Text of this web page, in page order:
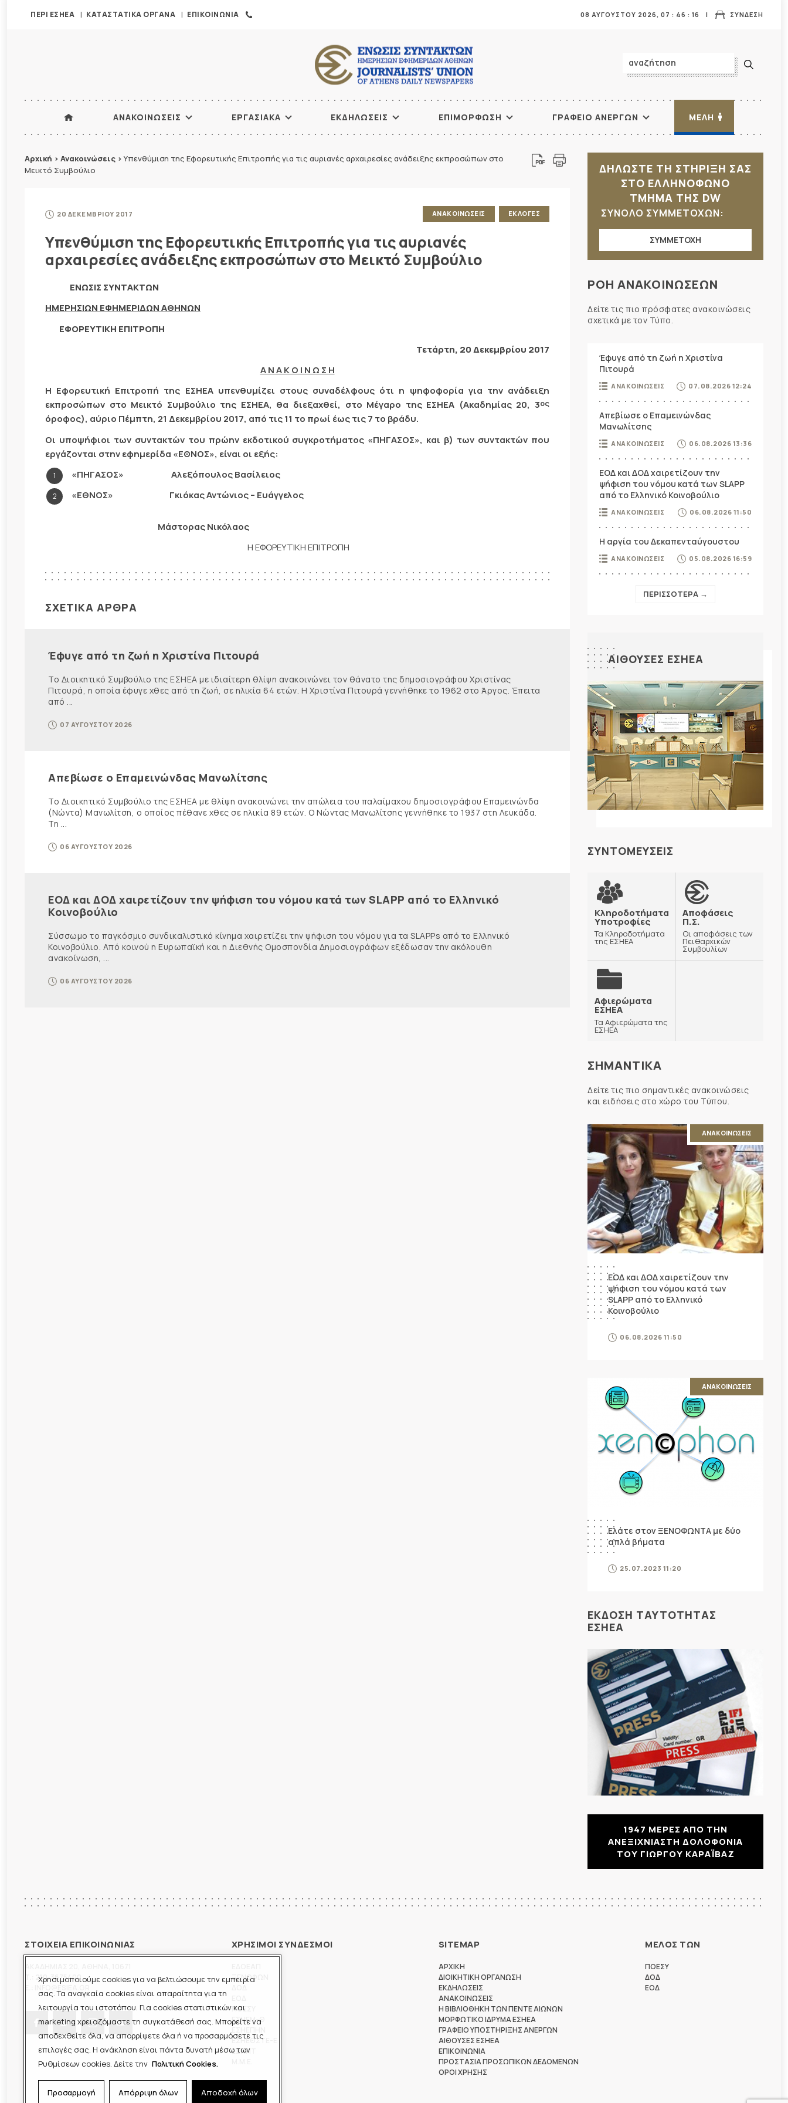
Χρησιμοποιούμε cookies για να βελτιώσουμε την εμπειρία
σας. Τα αναγκαία cookies είναι απαραίτητα για τη
λειτουργία του ιστοτόπου. Για cookies στατιστικών και
marketing χρειαζόμαστε τη συγκατάθεσή σας. Μπορείτε να
αποδεχθείτε όλα, να απορρίψετε όλα ή να προσαρμόσετε τις
επιλογές σας. Η ανάκληση είναι πάντα δυνατή μέσω των
Ρυθμίσεων cookies. Δείτε την Πολιτική Cookies.
Προσαρμογή Απόρριψη όλων Αποδοχή όλων
ΠΕΡΙ ΕΣΗΕΑ ΚΑΤΑΣΤΑΤΙΚΑ ΟΡΓΑΝΑ ΕΠΙΚΟΙΝΩΝΙΑ ΣΥΝΔΕΣΗ
08 ΑΥΓΟΥΣΤΟΥ 2026, 07 : 46 : 17
ΑΝΑΚΟΙΝΩΣΕΙΣ ΕΡΓΑΣΙΑΚΑ ΕΚΔΗΛΩΣΕΙΣ ΕΠΙΜΟΡΦΩΣΗ ΓΡΑΦΕΙΟ ΑΝΕΡΓΩΝ ΜΕΛΗ
Αρχική > Ανακοινώσεις > Υπενθύμιση της Εφορευτικής Επιτροπής για τις αυριανές αρχαιρεσίες ανάδειξης εκπροσώπων στο
Μεικτό Συμβούλιο
20 ΔΕΚΕΜΒΡΙΟΥ 2017 ΑΝΑΚΟΙΝΩΣΕΙΣ ΕΚΛΟΓΕΣ
Υπενθύμιση της Εφορευτικής Επιτροπής για τις αυριανές
αρχαιρεσίες ανάδειξης εκπροσώπων στο Μεικτό Συμβούλιο
ΕΝΩΣΙΣ ΣΥΝΤΑΚΤΩΝ
ΗΜΕΡΗΣΙΩΝ ΕΦΗΜΕΡΙΔΩΝ ΑΘΗΝΩΝ
ΕΦΟΡΕΥΤΙΚΗ ΕΠΙΤΡΟΠΗ
Τετάρτη, 20 Δεκεμβρίου 2017
Α Ν Α Κ Ο Ι Ν Ω Σ Η
Η Εφορευτική Επιτροπή της ΕΣΗΕΑ υπενθυμίζει στους συναδέλφους ότι η ψηφοφορία για την ανάδειξη
εκπροσώπων στο Μεικτό Συμβούλιο της ΕΣΗΕΑ, θα διεξαχθεί, στο Μέγαρο της ΕΣΗΕΑ (Ακαδημίας 20, 3ος
όροφος), αύριο Πέμπτη, 21 Δεκεμβρίου 2017, από τις 11 το πρωί έως τις 7 το βράδυ.
Οι υποψήφιοι των συντακτών του πρώην εκδοτικού συγκροτήματος «ΠΗΓΑΣΟΣ», και β) των συντακτών που
εργάζονται στην εφημερίδα «ΕΘΝΟΣ», είναι οι εξής:
«ΠΗΓΑΣΟΣ» Αλεξόπουλος Βασίλειος
«ΕΘΝΟΣ» Γκιόκας Αντώνιος – Ευάγγελος
Μάστορας Νικόλαος
Η ΕΦΟΡΕΥΤΙΚΗ ΕΠΙΤΡΟΠΗ
ΣΧΕΤΙΚΑ ΑΡΘΡΑ
Έφυγε από τη ζωή η Χριστίνα Πιτουρά
Το Διοικητικό Συμβούλιο της ΕΣΗΕΑ με ιδιαίτερη θλίψη ανακοινώνει τον θάνατο της δημοσιογράφου Χριστίνας
Πιτουρά, η οποία έφυγε χθες από τη ζωή, σε ηλικία 64 ετών. Η Χριστίνα Πιτουρά γεννήθηκε το 1962 στο Άργος. Έπειτα
από ...
07 ΑΥΓΟΥΣΤΟΥ 2026
Απεβίωσε ο Επαμεινώνδας Μανωλίτσης
Το Διοικητικό Συμβούλιο της ΕΣΗΕΑ με θλίψη ανακοινώνει την απώλεια του παλαίμαχου δημοσιογράφου Επαμεινώνδα
(Νώντα) Μανωλίτση, ο οποίος πέθανε χθες σε ηλικία 89 ετών. Ο Νώντας Μανωλίτσης γεννήθηκε το 1937 στη Λευκάδα.
Τη ...
06 ΑΥΓΟΥΣΤΟΥ 2026
ΕΟΔ και ΔΟΔ χαιρετίζουν την ψήφιση του νόμου κατά των SLAPP από το Ελληνικό
Κοινοβούλιο
Σύσσωμο το παγκόσμιο συνδικαλιστικό κίνημα χαιρετίζει την ψήφιση του νόμου για τα SLAPPs από το Ελληνικό
Κοινοβούλιο. Από κοινού η Ευρωπαϊκή και η Διεθνής Ομοσπονδία Δημοσιογράφων εξέδωσαν την ακόλουθη
ανακοίνωση, ...
06 ΑΥΓΟΥΣΤΟΥ 2026
ΔΗΛΩΣΤΕ ΤΗ ΣΤΗΡΙΞΗ ΣΑΣ
ΣΤΟ ΕΛΛΗΝΟΦΩΝΟ
ΤΜΗΜΑ ΤΗΣ DW
ΣΥΝΟΛΟ ΣΥΜΜΕΤΟΧΩΝ:
ΣΥΜΜΕΤΟΧΗ
ΡΟΗ ΑΝΑΚΟΙΝΩΣΕΩΝ
Δείτε τις πιο πρόσφατες ανακοινώσεις
σχετικά με τον Τύπο.
Έφυγε από τη ζωή η Χριστίνα
Πιτουρά
ΑΝΑΚΟΙΝΩΣΕΙΣ 07.08.2026 12:24
Απεβίωσε ο Επαμεινώνδας
Μανωλίτσης
ΑΝΑΚΟΙΝΩΣΕΙΣ 06.08.2026 13:36
ΕΟΔ και ΔΟΔ χαιρετίζουν την
ψήφιση του νόμου κατά των SLAPP
από το Ελληνικό Κοινοβούλιο
ΑΝΑΚΟΙΝΩΣΕΙΣ 06.08.2026 11:50
Η αργία του Δεκαπενταύγουστου
ΑΝΑΚΟΙΝΩΣΕΙΣ 05.08.2026 16:59
ΠΕΡΙΣΣΟΤΕΡΑ →
ΑΙΘΟΥΣΕΣ ΕΣΗΕΑ
ΣΥΝΤΟΜΕΥΣΕΙΣ
Κληροδοτήματα
Υποτροφίες
Τα Κληροδοτήματα
της ΕΣΗΕΑ
Αποφάσεις
Π.Σ.
Οι αποφάσεις των
Πειθαρχικών
Συμβουλίων
Αφιερώματα
ΕΣΗΕΑ
Τα Αφιερώματα της
ΕΣΗΕΑ
ΣΗΜΑΝΤΙΚΑ
Δείτε τις πιο σημαντικές ανακοινώσεις
και ειδήσεις στο χώρο του Τύπου.
ΑΝΑΚΟΙΝΩΣΕΙΣ
ΕΟΔ και ΔΟΔ χαιρετίζουν την
ψήφιση του νόμου κατά των
SLAPP από το Ελληνικό
Κοινοβούλιο
06.08.2026 11:50
ΑΝΑΚΟΙΝΩΣΕΙΣ
Ελάτε στον ΞΕΝΟΦΩΝΤΑ με δύο
απλά βήματα
25.07.2023 11:20
ΕΚΔΟΣΗ ΤΑΥΤΟΤΗΤΑΣ
ΕΣΗΕΑ
1947 ΜΕΡΕΣ ΑΠΟ ΤΗΝ
ΑΝΕΞΙΧΝΙΑΣΤΗ ΔΟΛΟΦΟΝΙΑ
ΤΟΥ ΓΙΩΡΓΟΥ ΚΑΡΑΪΒΑΖ
ΣΤΟΙΧΕΙΑ ΕΠΙΚΟΙΝΩΝΙΑΣ
210-3675400
ΧΡΗΣΙΜΟΙ ΣΥΝΔΕΣΜΟΙ
ΞΕΝΟΦΩΝ
ΠΟΕΣΥ
ΕΣΗΕΜ-Θ
ΕΣΗΕΘΣΤΕ-Ε
ΕΣΠΗΤ
SITEMAP
ΑΡΧΙΚΗ
ΔΙΟΙΚΗΤΙΚΗ ΟΡΓΑΝΩΣΗ
ΕΚΔΗΛΩΣΕΙΣ
ΑΝΑΚΟΙΝΩΣΕΙΣ
Η ΒΙΒΛΙΟΘΗΚΗ ΤΩΝ ΠΕΝΤΕ ΑΙΩΝΩΝ
ΜΟΡΦΩΤΙΚΟ ΙΔΡΥΜΑ ΕΣΗΕΑ
ΓΡΑΦΕΙΟ ΥΠΟΣΤΗΡΙΞΗΣ ΑΝΕΡΓΩΝ
ΑΙΘΟΥΣΕΣ ΕΣΗΕΑ
ΕΠΙΚΟΙΝΩΝΙΑ
ΠΡΟΣΤΑΣΙΑ ΠΡΟΣΩΠΙΚΩΝ ΔΕΔΟΜΕΝΩΝ
ΟΡΟΙ ΧΡΗΣΗΣ
ΜΕΛΟΣ ΤΩΝ
ΠΟΕΣΥ
ΔΟΔ
ΕΟΔ